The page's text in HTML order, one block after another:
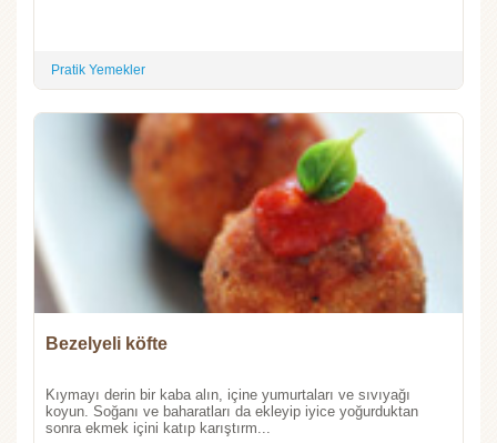
Pratik Yemekler
Bezelyeli köfte
Kıymayı derin bir kaba alın, içine yumurtaları ve sıvıyağı
koyun. Soğanı ve baharatları da ekleyip iyice yoğurduktan
sonra ekmek içini katıp karıştırm...